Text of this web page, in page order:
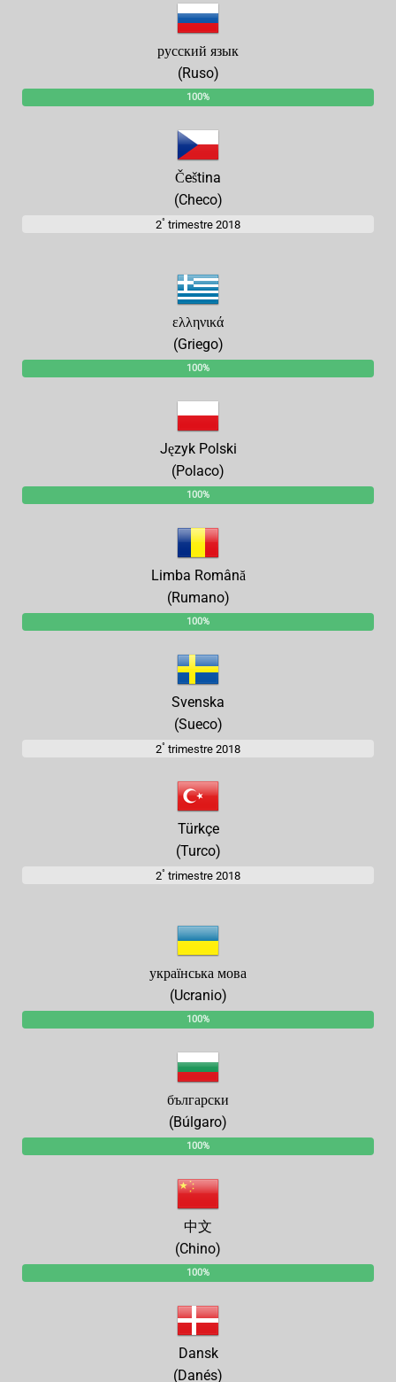
русский язык
(Ruso)
100%
Čeština
(Checo)
2° trimestre 2018
ελληνικά
(Griego)
100%
Język Polski
(Polaco)
100%
Limba Română
(Rumano)
100%
Svenska
(Sueco)
2° trimestre 2018
Türkçe
(Turco)
2° trimestre 2018
українська мова
(Ucranio)
100%
български
(Búlgaro)
100%
中文
(Chino)
100%
Dansk
(Danés)